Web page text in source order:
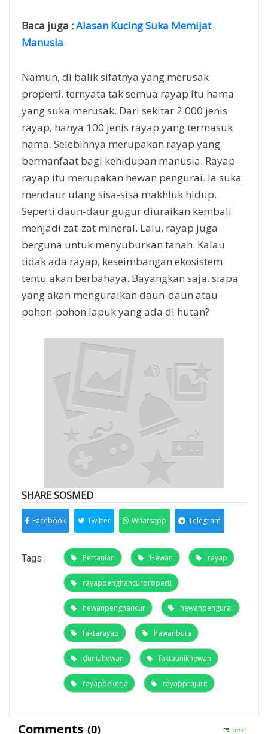
Baca juga :Alasan Kucing Suka Memijat
Manusia
Namun, di balik sifatnya yang merusak
properti, ternyata tak semua rayap itu hama
yang suka merusak. Dari sekitar 2.000 jenis
rayap, hanya 100 jenis rayap yang termasuk
hama. Selebihnya merupakan rayap yang
bermanfaat bagi kehidupan manusia. Rayap-
rayap itu merupakan hewan pengurai. Ia suka
mendaur ulang sisa-sisa makhluk hidup.
Seperti daun-daur gugur diuraikan kembali
menjadi zat-zat mineral. Lalu, rayap juga
berguna untuk menyuburkan tanah. Kalau
tidak ada rayap, keseimbangan ekosistem
tentu akan berbahaya. Bayangkan saja, siapa
yang akan menguraikan daun-daun atau
pohon-pohon lapuk yang ada di hutan?
SHARE SOSMED
Facebook Twitter Whatsapp Telegram
Tags : Pertanian Hewan rayap
rayappenghancurproperti
hewanpenghancur hewanpengurai
faktarayap hawanbuta
duniahewan faktaunikhewan
rayappekerja rayapprajurit